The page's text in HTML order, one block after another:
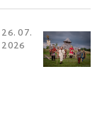
26. 07.
2026